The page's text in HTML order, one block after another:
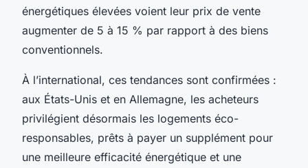
énergétiques élevées voient leur prix de vente
augmenter de 5 à 15 % par rapport à des biens
conventionnels.
À l’international, ces tendances sont confirmées :
aux États-Unis et en Allemagne, les acheteurs
privilégient désormais les logements éco-
responsables, prêts à payer un supplément pour
une meilleure efficacité énergétique et une